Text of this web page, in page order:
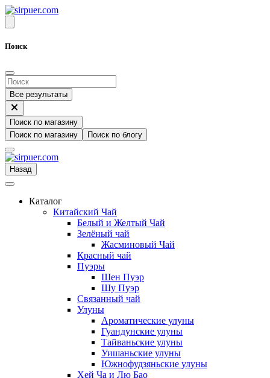
Поиск
Все результаты
Поиск по магазину
Поиск по магазину
Поиск по блогу
Назад
Каталог
Китайский Чай
Белый и Желтый Чай
Зелёный чай
Жасминовый Чай
Красный чай
Пуэры
Шен Пуэр
Шу Пуэр
Связанный чай
Улуны
Ароматические улуны
Гуандунские улуны
Тайваньские улуны
Уишаньские улуны
Южнофудзяньские улуны
Хей Ча и Лю Бао